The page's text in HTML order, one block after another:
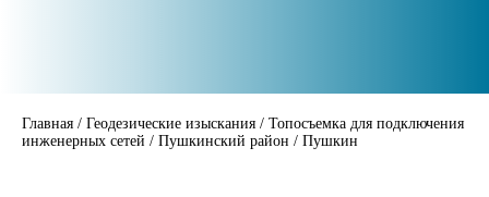
Главная / Геодезические изыскания / Топосъемка для подключения
инженерных сетей / Пушкинский район / Пушкин